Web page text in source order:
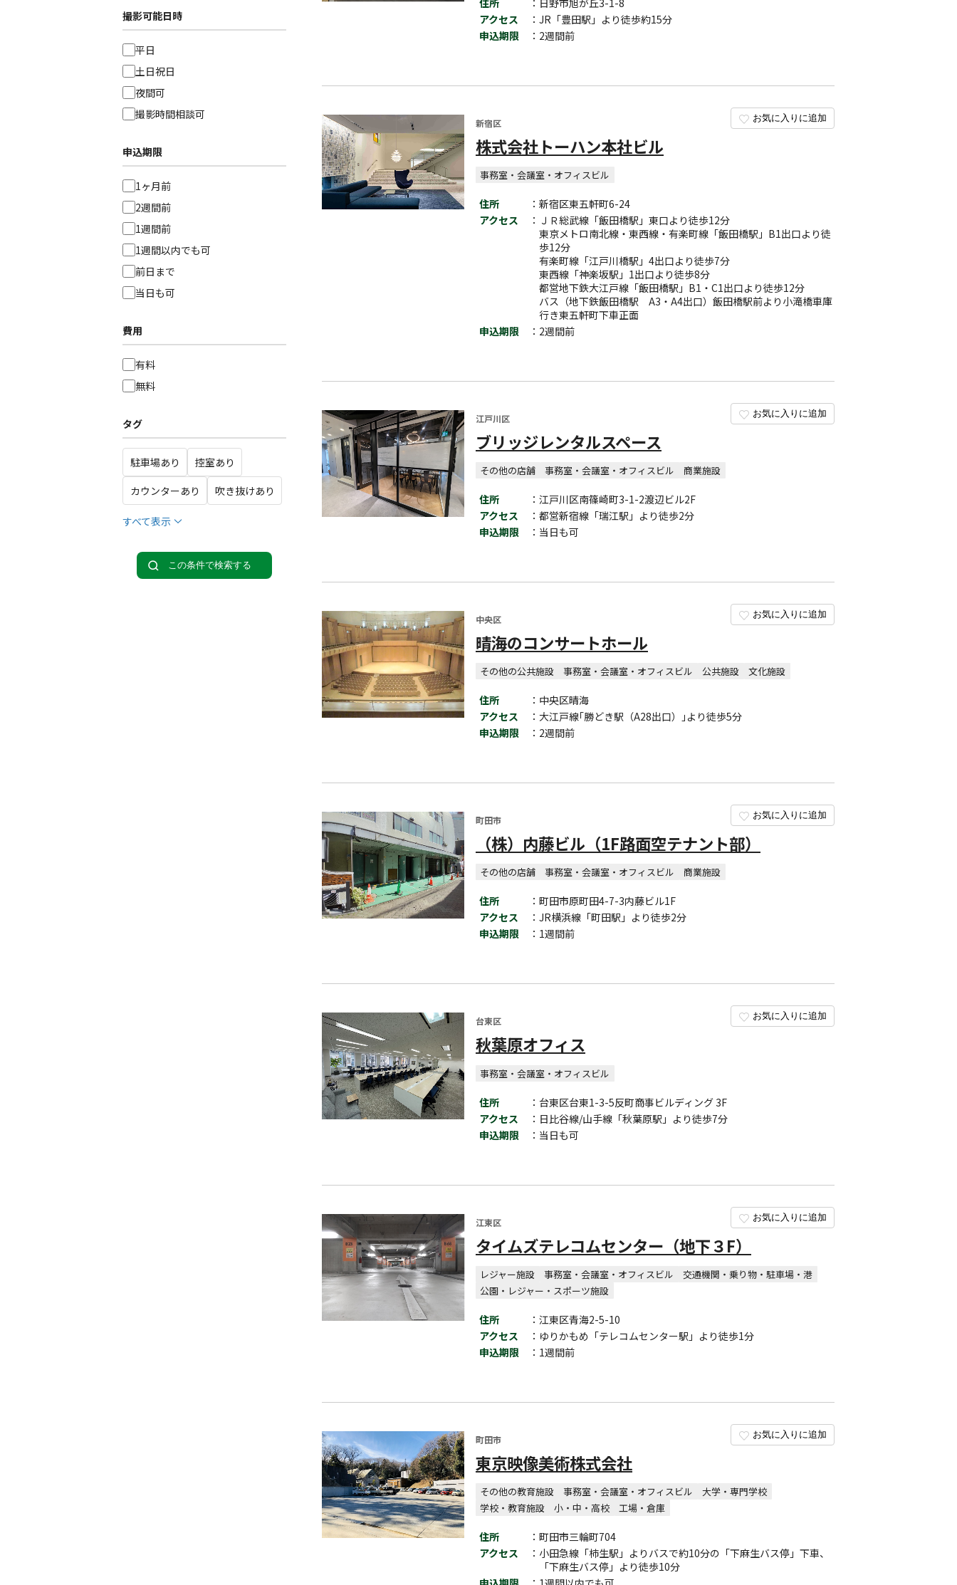
アクセス
：JR「豊田駅」より徒歩約15分
申込期限
：2週間前
お気に入りに追加
新宿区
株式会社トーハン本社ビル
事務室・会議室・オフィスビル
住所
：新宿区東五軒町6-24
アクセス
：ＪＲ総武線「飯田橋駅」東口より徒歩12分
東京メトロ南北線・東西線・有楽町線「飯田橋駅」B1出口より徒
歩12分
有楽町線「江戸川橋駅」4出口より徒歩7分
東西線「神楽坂駅」1出口より徒歩8分
都営地下鉄大江戸線「飯田橋駅」B1・C1出口より徒歩12分
バス（地下鉄飯田橋駅 A3・A4出口）飯田橋駅前より小滝橋車庫
行き東五軒町下車正面
申込期限
：2週間前
お気に入りに追加
江戸川区
ブリッジレンタルスペース
その他の店舗 事務室・会議室・オフィスビル 商業施設
住所
：江戸川区南篠崎町3-1-2渡辺ビル2F
アクセス
：都営新宿線「瑞江駅」より徒歩2分
申込期限
：当日も可
お気に入りに追加
中央区
晴海のコンサートホール
その他の公共施設 事務室・会議室・オフィスビル 公共施設 文化施設
住所
：中央区晴海
アクセス
：大江戸線｢勝どき駅（A28出口）｣より徒歩5分
申込期限
：2週間前
お気に入りに追加
町田市
（株）内藤ビル（1F路面空テナント部）
その他の店舗 事務室・会議室・オフィスビル 商業施設
住所
：町田市原町田4-7-3内藤ビル1F
アクセス
：JR横浜線「町田駅」より徒歩2分
申込期限
：1週間前
お気に入りに追加
台東区
秋葉原オフィス
事務室・会議室・オフィスビル
住所
：台東区台東1-3-5反町商事ビルディング 3F
アクセス
：日比谷線/山手線「秋葉原駅」より徒歩7分
申込期限
：当日も可
お気に入りに追加
江東区
タイムズテレコムセンター（地下３F）
レジャー施設 事務室・会議室・オフィスビル
交通機関・乗り物・駐車場・港
公園・レジャー・スポーツ施設
住所
：江東区青海2-5-10
アクセス
：ゆりかもめ「テレコムセンター駅」より徒歩1分
申込期限
：1週間前
お気に入りに追加
町田市
東京映像美術株式会社
その他の教育施設 事務室・会議室・オフィスビル
大学・専門学校
学校・教育施設
小・中・高校 工場・倉庫
住所
：町田市三輪町704
アクセス
：小田急線「柿生駅」よりバスで約10分の「下麻生バス停」下車、
「下麻生バス停」より徒歩10分
撮影可能日時
平日
土日祝日
夜間可
撮影時間相談可
申込期限
1ヶ月前
2週間前
1週間前
1週間以内でも可
前日まで
当日も可
費用
有料
無料
タグ
駐車場あり
控室あり
カウンターあり
吹き抜けあり
すべて表示
この条件で検索する